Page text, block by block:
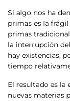
Si algo nos ha
primas es la
primas
la interrupción
hay existencias,
tiempo
El resultado es la
nuevas materias